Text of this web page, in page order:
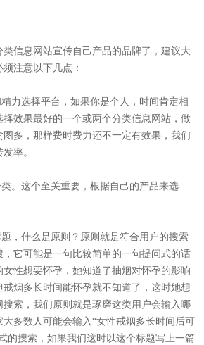
信息网站宣传自己产品的品牌了，建议大
注意以下几点：
力选择平台，如果你是个人，时间肯定相
效果最好的一个或两个分类信息网站，做
多，那样费时费力还不一定有效果，我们
率。
。这个至关重要，根据自己的产品来选
，什么是原则？原则就是符合用户的搜索
它可能是一句比较简单的一句提问式的话
性想要怀孕，她知道了抽烟对怀孕的影响
烟多长时间能怀孕就不知道了，这时她想
索，我们原则就是琢磨这类用户会输入哪
多数人可能会输入“女性戒烟多长时间后可
的搜索，如果我们这时以这个标题写上一篇